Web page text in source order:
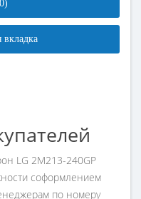
LG 2M213-240GP
соформлением
по номеру